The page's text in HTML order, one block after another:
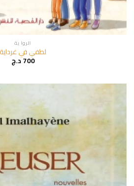
الروا ية
لطفي في غرداية
700د.ج